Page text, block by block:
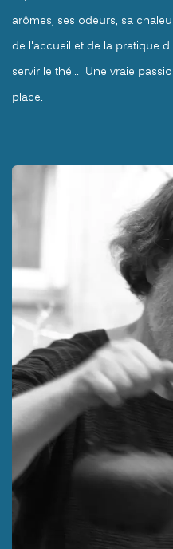
arômes, ses odeurs, sa
de l'accueil et de la pratique
servir le thé... Une vraie
place.